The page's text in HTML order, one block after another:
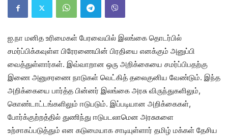
ஐ.நா மனித உரிமைகள் பேரவையில் இலங்கை தொடர்பில்
சமர்ப்பிக்கவுள்ள பிரேரணையின் பிரதியை எனக்கும் அனுப்பி
வைத்துள்ளார்கள். இவ்வாறான ஒரு அறிக்கையை சமர்ப்பிபதற்கு
இணை அனுசரணை நாடுகள் வெட்கித் தலைகுனிய வேண்டும். இந்த
அறிக்கையை பார்த்த பின்னர் இலங்கை அரசு விருந்துகளிலும்,
கொண்டாட்டங்களிலும் ஈடுபடும். இப்படியான அறிக்கைகள்,
போர்க்குற்றத்தில் துணிந்து ஈடுபடலாமென அரசுகளை
உற்சாகப்படுத்தும் என கடுமையாக சாடியுள்ளார் தமிழ் மக்கள் தேசிய